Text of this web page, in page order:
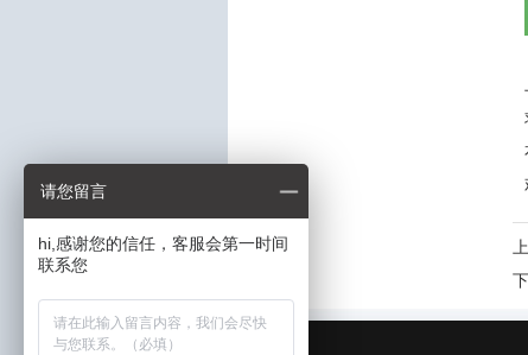
请您留言
hi,感谢您的信任，客服会第一时间
联系您